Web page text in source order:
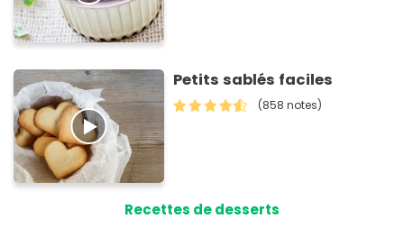
Petits sablés faciles
(858 notes)
Recettes de desserts